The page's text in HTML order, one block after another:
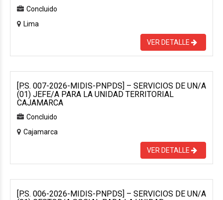
Concluido
Lima
VER DETALLE
[P.S. 007-2026-MIDIS-PNPDS] – SERVICIOS DE UN/A
(01) JEFE/A PARA LA UNIDAD TERRITORIAL
CAJAMARCA
Concluido
Cajamarca
VER DETALLE
[P.S. 006-2026-MIDIS-PNPDS] – SERVICIOS DE UN/A